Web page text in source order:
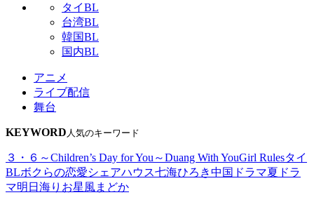
タイBL
台湾BL
韓国BL
国内BL
アニメ
ライブ配信
舞台
KEYWORD 人気のキーワード
３・６～Children’s Day for You～Duang With YouGirl Rulesタイ
BLボクらの恋愛シェアハウス七海ひろき中国ドラマ夏ドラ
マ明日海りお星風まどか